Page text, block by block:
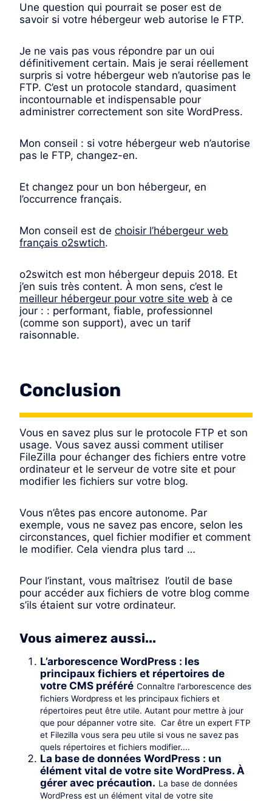
Une question qui pourrait se poser est de
savoir si votre hébergeur web autorise le FTP.
Je ne vais pas vous répondre par un oui
définitivement certain. Mais je serai réellement
surpris si votre hébergeur web n’autorise pas le
FTP. C’est un protocole standard, quasiment
incontournable et indispensable pour
administrer correctement son site WordPress.
Mon conseil : si votre hébergeur web n’autorise
pas le FTP, changez-en.
Et changez pour un bon hébergeur, en
l’occurrence français.
Mon conseil est de choisir l’hébergeur web
français o2swtich.
o2switch est mon hébergeur depuis 2018. Et
j’en suis très content. À mon sens, c’est le
meilleur hébergeur pour votre site web à ce
jour : : performant, fiable, professionnel
(comme son support), avec un tarif
raisonnable.
Conclusion
Vous en savez plus sur le protocole FTP et son
usage. Vous savez aussi comment utiliser
FileZilla pour échanger des fichiers entre votre
ordinateur et le serveur de votre site et pour
modifier les fichiers sur votre blog.
Vous n’êtes pas encore autonome. Par
exemple, vous ne savez pas encore, selon les
circonstances, quel fichier modifier et comment
le modifier. Cela viendra plus tard …
Pour l’instant, vous maîtrisez l’outil de base
pour accéder aux fichiers de votre blog comme
s’ils étaient sur votre ordinateur.
Vous aimerez aussi...
L’arborescence WordPress : les
principaux fichiers et répertoires de
votre CMS préféré Connaître l'arborescence des
fichiers Wordpress et les principaux fichiers et
répertoires peut être utile. Autant pour mettre à jour
que pour dépanner votre site. Car être un expert FTP
et Filezilla vous sera peu utile si vous ne savez pas
quels répertoires et fichiers modifier....
La base de données WordPress : un
élément vital de votre site WordPress. À
gérer avec précaution. La base de données
WordPress est un élément vital de votre site